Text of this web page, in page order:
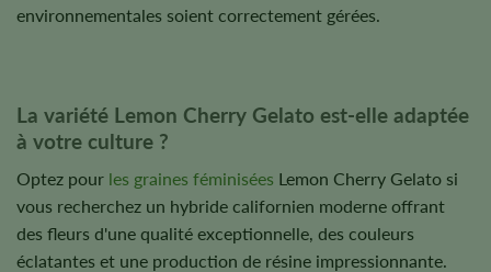
environnementales soient correctement gérées.
La variété Lemon Cherry Gelato est-elle adaptée
à votre culture ?
Optez pour les graines féminisées Lemon Cherry Gelato si
vous recherchez un hybride californien moderne offrant
des fleurs d'une qualité exceptionnelle, des couleurs
éclatantes et une production de résine impressionnante.